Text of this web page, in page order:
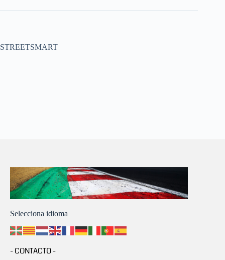
STREETSMART
Selecciona idioma
- CONTACTO -